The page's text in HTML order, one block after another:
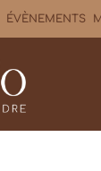
ÉVÈNEMENTS